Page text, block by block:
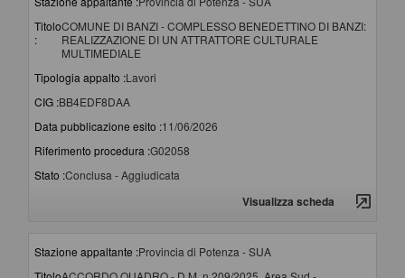
Titolo
:
COMUNE DI BANZI - COMPLESSO BENEDETTINO DI BANZI:
REALIZZAZIONE DI UN ATTRATTORE CULTURALE
MULTIMEDIALE
Tipologia appalto :Lavori
CIG :BB4EDF8DAA
Data pubblicazione esito :11/06/2026
Riferimento procedura :G02058
Stato :Conclusa - Aggiudicata
Visualizza scheda
Stazione appaltante :Provincia di Potenza - SUA